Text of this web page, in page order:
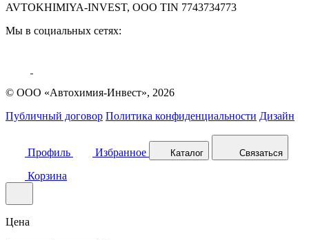
AVTOKHIMIYA-INVEST, OOO TIN 7743734773
Мы в социальных сетях:
© ООО «Автохимия-Инвест», 2026
Публичный договор Политика конфиденциальности Дизайн
Профиль Избранное Каталог Связаться
Корзина
Цена